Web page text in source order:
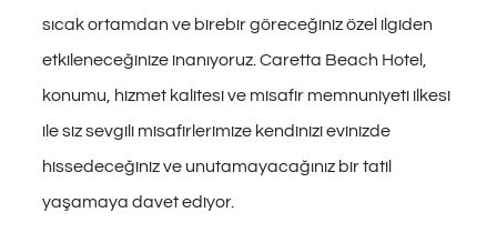
sıcak ortamdan ve birebir göreceğiniz özel ilgiden
etkileneceğinize inanıyoruz. Caretta Beach Hotel,
konumu, hizmet kalitesi ve misafir memnuniyeti ilkesi
ile siz sevgili misafirlerimize kendinizi evinizde
hissedeceğiniz ve unutamayacağınız bir tatil
yaşamaya davet ediyor.